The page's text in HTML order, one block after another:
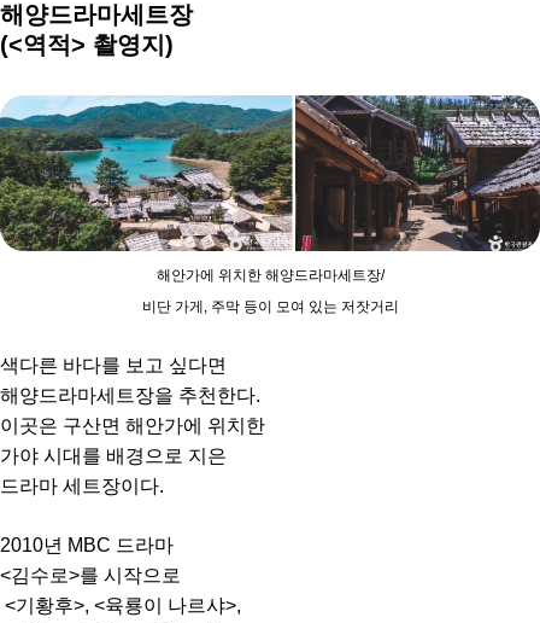
해양드라마세트장
(<역적> 촬영지)
해안가에 위치한 해양드라마세트장/
비단 가게, 주막 등이 모여 있는 저잣거리
색다른 바다를 보고 싶다면
해양드라마세트장을 추천한다.
이곳은 구산면 해안가에 위치한
가야 시대를 배경으로 지은
드라마 세트장이다.
2010년 MBC 드라마
<김수로>를 시작으로
<기황후>, <육룡이 나르샤>,